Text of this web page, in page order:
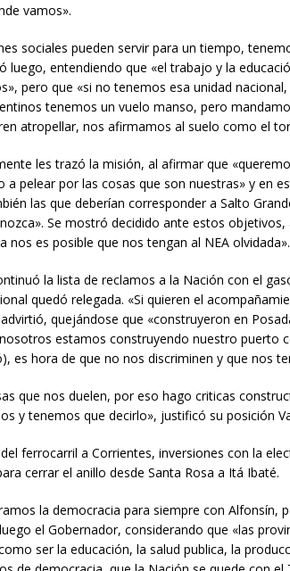
vamos».
sociales pueden servir para un tiempo,
luego, entendiendo que «el trabajo y la
pero que «si no tenemos esa unidad
tenemos un vuelo manso, pero
atropellar, nos afirmamos al suelo como el
les trazó la misión, al afirmar que
a pelear por las cosas que son nuestras» y en
las que deberían corresponder a Salto
Se mostró decidido ante estos
nos es posible que nos tengan al NEA olvidada».
la lista de reclamos a la Nación con el
quedó relegada. «Si quieren el
quejándose que «construyeron en
estamos construyendo nuestro puerto
es hora de que no nos discriminen y que nos
que nos duelen, por eso hago criticas
y tenemos que decirlo», justificó su posición
ferrocarril a Corrientes, inversiones con la
cerrar el anillo desde Santa Rosa a Itá Ibaté.
la democracia para siempre con Alfonsín,
el Gobernador, considerando que «las
ser la educación, la salud publica, la